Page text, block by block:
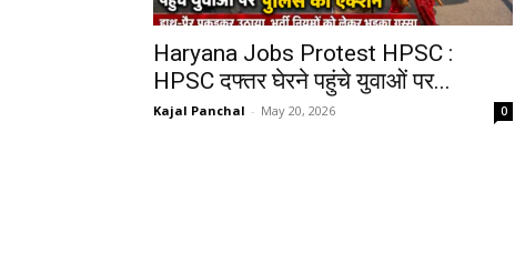
Haryana Jobs Protest HPSC :
HPSC दफ्तर घेरने पहुंचे युवाओं पर...
Kajal Panchal - May 20, 2026 0